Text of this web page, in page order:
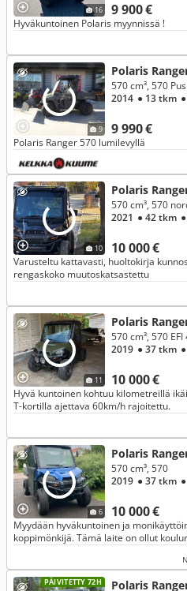
16 9 900 €
Hyväkuntoinen Polaris myynnissä !
9
Polaris
9 990 €
570 cm³, 570
2014 ● 13 tkm
Polaris Ranger 570 lumilevyllä
10
Polaris
10 000 €
570 cm³, 570
2021 ● 42 tkm
Varusteltu kattavasti, huoltokirja
rengaskoko muutoskatsastettu
11
Polaris
10 000 €
570 cm³, 570 EFI
2019 ● 37 tkm
Hyvä kuntoinen kohtuu kilometreillä
T-kortilla ajettava 60km/h rajoitettu.
6
Polaris
10 000 €
570 cm³, 570
2019 ● 37 tkm
Myydään hyväkuntoinen ja
koppimönkijä. Tämä laite on ollut
PÄIVITETTY 72H Polaris